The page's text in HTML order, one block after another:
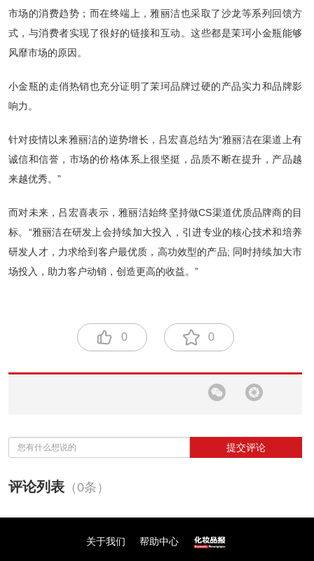
市场的消费趋势；而在终端上，雅丽洁也采取了沙龙等系列回馈方
式，与消费者实现了很好的链接和互动。这些都是茉珂小金瓶能够
风靡市场的原因。
小金瓶的走俏热销也充分证明了茉珂品牌过硬的产品实力和品牌影
响力。
针对疫情以来雅丽洁的逆势增长，吕宏喜总结为“雅丽洁在渠道上有
诚信和信誉，市场的价格体系上很坚挺，品质不断在提升，产品越
来越优秀。”
而对未来，吕宏喜表示，雅丽洁始终坚持做CS渠道优质品牌商的目
标。“雅丽洁在研发上会持续加大投入，引进专业的核心技术和培养
研发人才，力求给到客户最优质，高功效型的产品; 同时持续加大市
场投入，助力客户动销，创造更高的收益。”
0 0
提交评论
评论列表 （0条）
关于我们 帮助中心